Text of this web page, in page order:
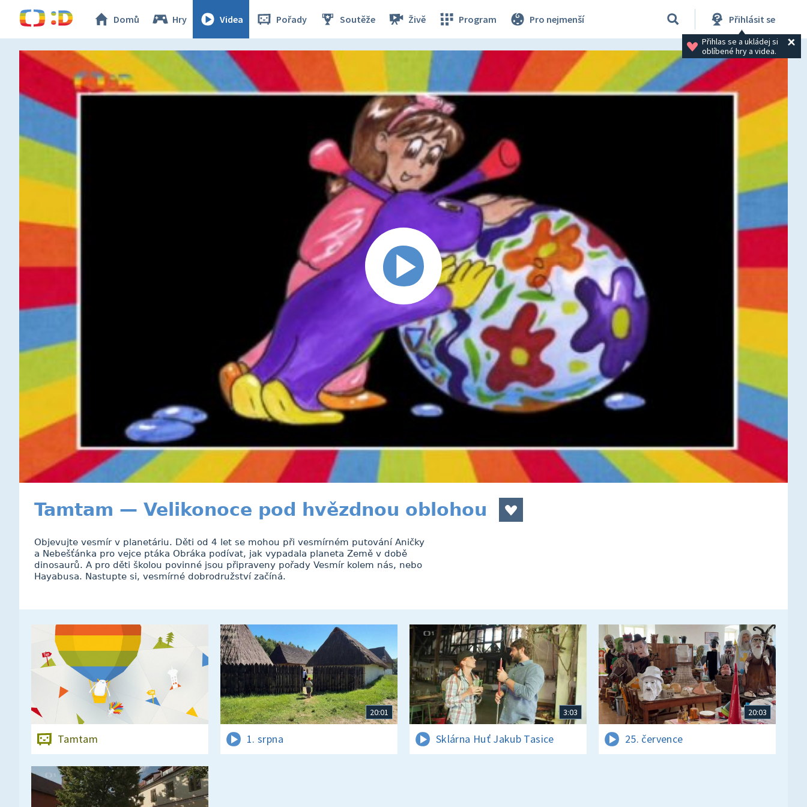
Domů Hry Videa Pořady Soutěže Živě Program Pro nejmenší Přihlásit se
Přihlas se a ukládej si
oblíbené hry a videa.
Tamtam — Velikonoce pod hvězdnou oblohou
Objevujte vesmír v planetáriu. Děti od 4 let se mohou při vesmírném putování Aničky
a Nebešťánka pro vejce ptáka Obráka podívat, jak vypadala planeta Země v době
dinosaurů. A pro děti školou povinné jsou připraveny pořady Vesmír kolem nás, nebo
Hayabusa. Nastupte si, vesmírné dobrodružství začíná.
Tamtam
20:01
1. srpna
3:03
Sklárna Huť Jakub Tasice
20:03
25. července